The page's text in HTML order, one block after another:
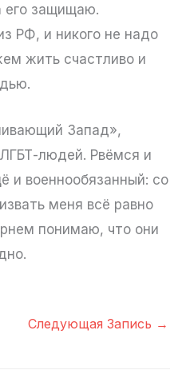
его защищаю.
РФ, и никого не надо
жить счастливо и
Запад»,
людей. Рвёмся и
и военнообязанный: со
меня всё равно
понимаю, что они
Следующая Запись →